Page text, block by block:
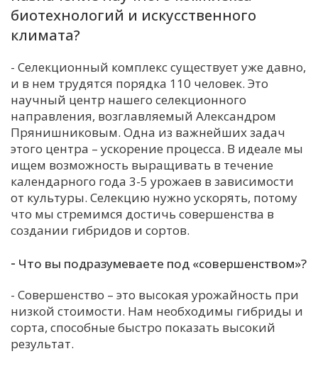
биотехнологий и искусственного
климата?
- Селекционный комплекс существует уже давно,
и в нем трудятся порядка 110 человек. Это
научный центр нашего селекционного
направления, возглавляемый Александром
Прянишниковым. Одна из важнейших задач
этого центра – ускорение процесса. В идеале мы
ищем возможность выращивать в течение
календарного года 3-5 урожаев в зависимости
от культуры. Селекцию нужно ускорять, потому
что мы стремимся достичь совершенства в
создании гибридов и сортов.
- Что вы подразумеваете под «совершенством»?
- Совершенство – это высокая урожайность при
низкой стоимости. Нам необходимы гибриды и
сорта, способные быстро показать высокий
результат.